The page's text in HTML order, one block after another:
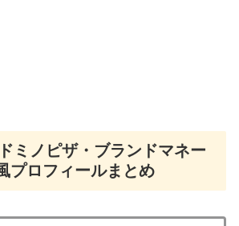
ミノピザ・ブランドマネー
プロフィールまとめ